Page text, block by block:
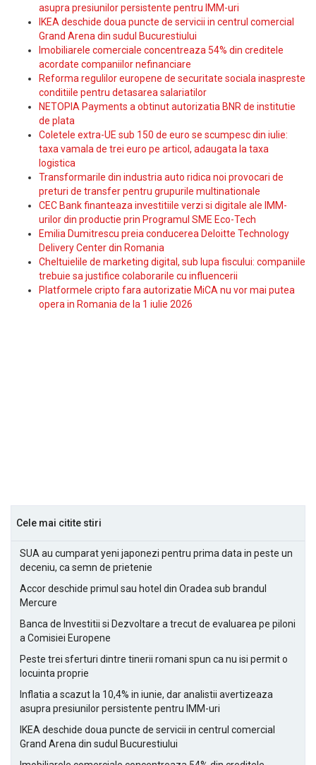
asupra presiunilor persistente pentru IMM-uri
IKEA deschide doua puncte de servicii in centrul comercial
Grand Arena din sudul Bucurestiului
Imobiliarele comerciale concentreaza 54% din creditele
acordate companiilor nefinanciare
Reforma regulilor europene de securitate sociala inaspreste
conditiile pentru detasarea salariatilor
NETOPIA Payments a obtinut autorizatia BNR de institutie
de plata
Coletele extra-UE sub 150 de euro se scumpesc din iulie:
taxa vamala de trei euro pe articol, adaugata la taxa
logistica
Transformarile din industria auto ridica noi provocari de
preturi de transfer pentru grupurile multinationale
CEC Bank finanteaza investitiile verzi si digitale ale IMM-
urilor din productie prin Programul SME Eco-Tech
Emilia Dumitrescu preia conducerea Deloitte Technology
Delivery Center din Romania
Cheltuielile de marketing digital, sub lupa fiscului: companiile
trebuie sa justifice colaborarile cu influencerii
Platformele cripto fara autorizatie MiCA nu vor mai putea
opera in Romania de la 1 iulie 2026
Cele mai citite stiri
SUA au cumparat yeni japonezi pentru prima data in peste un
deceniu, ca semn de prietenie
Accor deschide primul sau hotel din Oradea sub brandul
Mercure
Banca de Investitii si Dezvoltare a trecut de evaluarea pe piloni
a Comisiei Europene
Peste trei sferturi dintre tinerii romani spun ca nu isi permit o
locuinta proprie
Inflatia a scazut la 10,4% in iunie, dar analistii avertizeaza
asupra presiunilor persistente pentru IMM-uri
IKEA deschide doua puncte de servicii in centrul comercial
Grand Arena din sudul Bucurestiului